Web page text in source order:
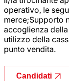
operativo, le
merce;Supporto
accoglienza
utilizzo della
punto vendita.
Candidati